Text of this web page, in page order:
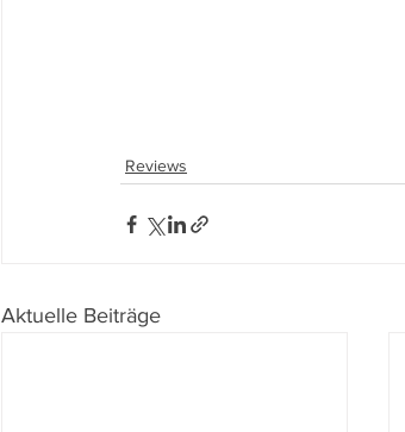
Reviews
Aktuelle Beiträge